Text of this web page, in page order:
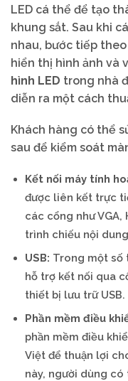
LED cá thể để tạo
khung sắt. Sau khi
nhau, bước tiếp
hiển thị hình ảnh và
hình LED trong nhà
diễn ra một cách
Khách hàng có thể
sau để kiểm soát
Kết nối máy tính
được liên kết trực
các cổng như VGA,
trình chiếu nội
USB: Trong một số
hỗ trợ kết nối qua
thiết bị lưu trữ USB.
Phần mềm điều
phần mềm điều
Việt để thuận lợi
này, người dùng